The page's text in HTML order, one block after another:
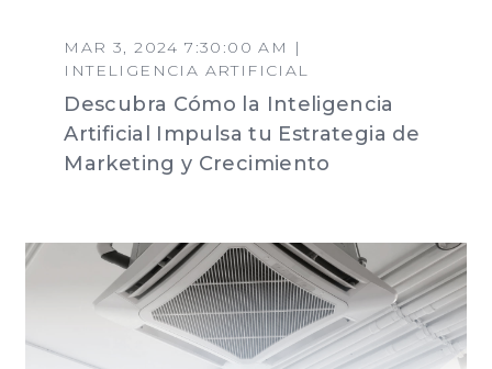
MAR 3, 2024 7:30:00 AM |
INTELIGENCIA ARTIFICIAL
Descubra Cómo la Inteligencia
Artificial Impulsa tu Estrategia de
Marketing y Crecimiento